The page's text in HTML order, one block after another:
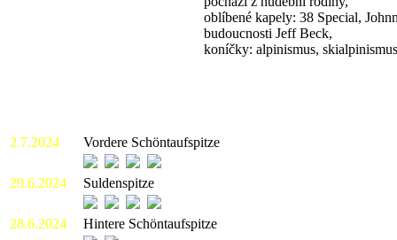
oblíbené kapely: 38 Special,
budoucnosti Jeff Beck,
koníčky: alpinismus,
2.7.2024 Vordere Schöntaufspitze
29.6.2024 Suldenspitze
28.6.2024 Hintere Schöntaufspitze